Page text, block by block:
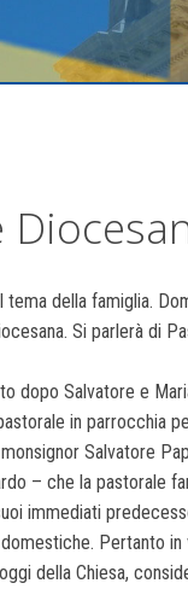
della famiglia.
Si parlerà
dopo Salvatore e
in parrocchia
Salvatore
– che la pastorale
immediati
Pertanto
della Chiesa,